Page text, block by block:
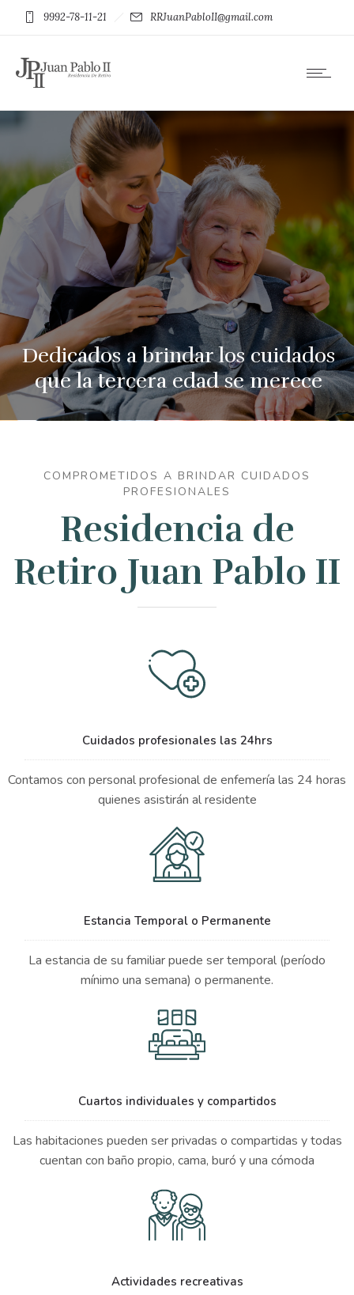
9992-78-11-21 RRJuanPabloII@gmail.com
Dedicados a brindar los cuidados
que la tercera edad se merece
COMPROMETIDOS A BRINDAR CUIDADOS
PROFESIONALES
Residencia de
Retiro Juan Pablo II
Cuidados profesionales las 24hrs
Contamos con personal profesional de enfemería las 24 horas
quienes asistirán al residente
Estancia Temporal o Permanente
La estancia de su familiar puede ser temporal (período
mínimo una semana) o permanente.
Cuartos individuales y compartidos
Las habitaciones pueden ser privadas o compartidas y todas
cuentan con baño propio, cama, buró y una cómoda
Actividades recreativas